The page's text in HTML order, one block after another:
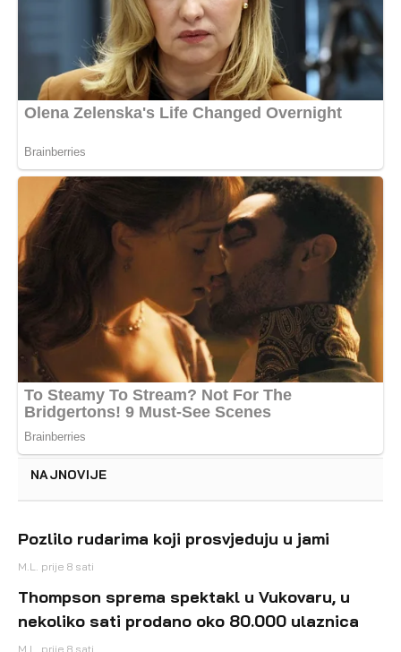
NAJNOVIJE
Pozlilo rudarima koji prosvjeduju u jami
M.L. prije 8 sati
Thompson sprema spektakl u Vukovaru, u
nekoliko sati prodano oko 80.000 ulaznica
M.L. prije 8 sati